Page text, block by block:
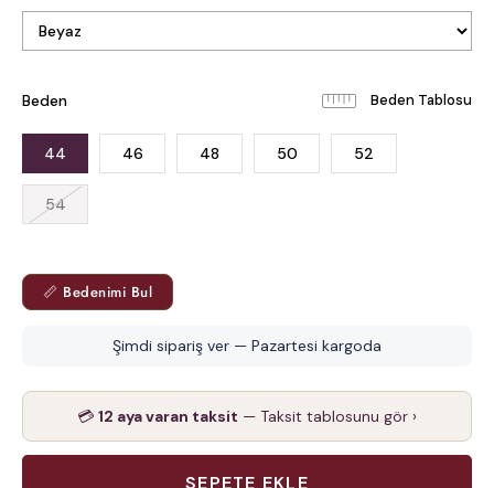
Beden Beden Tablosu
44 46 48 50 52
54
📏 Bedenimi Bul
Şimdi sipariş ver — Pazartesi kargoda
💳 12 aya varan taksit — Taksit tablosunu gör ›